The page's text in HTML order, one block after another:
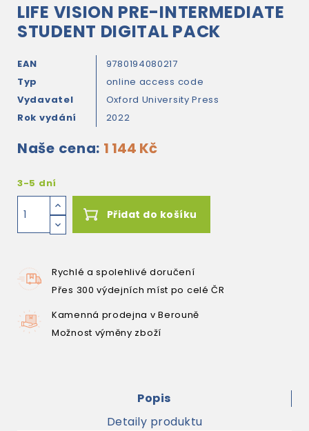
LIFE VISION PRE-INTERMEDIATE
STUDENT DIGITAL PACK
EAN
9780194080217
Typ
online access code
Vydavatel
Oxford University Press
Rok vydání
2022
Naše cena: 1 144 Kč
3-5 dní
Přidat do košíku
Rychlé a spolehlivé doručení
Přes 300 výdejních míst po celé ČR
Kamenná prodejna v Berouně
Možnost výměny zboží
Popis
Detaily produktu